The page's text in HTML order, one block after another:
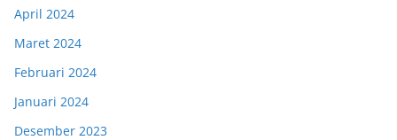
April 2024
Maret 2024
Februari 2024
Januari 2024
Desember 2023